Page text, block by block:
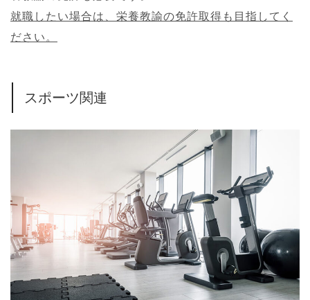
就職したい場合は、栄養教諭の免許取得も目指してく
ださい。
スポーツ関連